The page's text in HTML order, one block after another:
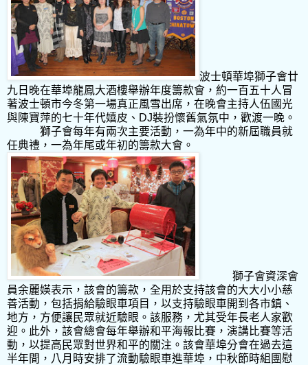
波士頓華埠獅子會廿
九日晚在華埠龍鳳大酒樓舉辦年度籌款會，約一百五十人冒
著波士頓市今冬第一場真正風雪出席，在晚會主持人伍國光
與陳寶萍的七十年代嬉皮、 DJ裝扮懷舊氣氛中，歡渡一晚。
獅子會每年有兩次主要活動，一為年中的新屆職員就
任典禮，一為年尾或年初的籌款大會。
獅子會資深會
員余麗媖表示，該會的籌款，全用於支持該會的大大小小慈
善活動，包括捐給驗眼車項目，以支持驗眼車開到各市鎮、
地方，方便讓民眾就近驗眼。該服務，尤其受年長老人家歡
迎。此外，該會總會每年舉辦和平海報比賽，演講比賽等活
動，以提高民眾對世界和平的關注。該會華埠分會在過去這
半年間，八月時安排了流動驗眼車進華埠，中秋節時組團慰